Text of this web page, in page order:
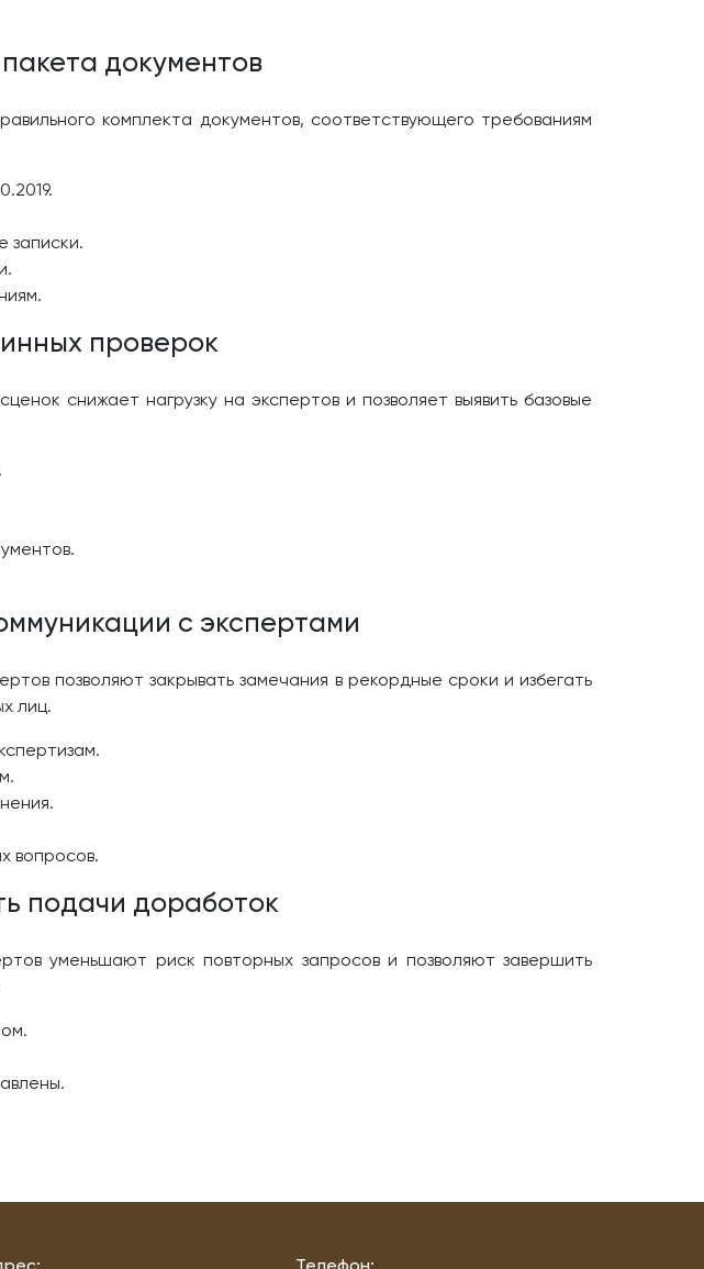
документов
комплекта документов, соответствующего требованиям
записки.
проверок
снижает нагрузку на экспертов и позволяет выявить базовые
с экспертами
позволяют закрывать замечания в рекордные сроки и избегать
лиц.
вопросов.
подачи доработок
уменьшают риск повторных запросов и позволяют завершить